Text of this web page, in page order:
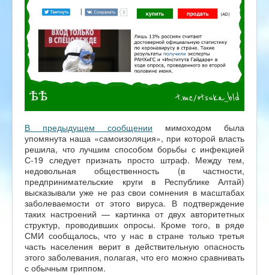
В предыдущем сообщении мимоходом была
упомянута наша «самоизоляция», при которой власть
решила, что лучшим способом борьбы с инфекцией
С-19 следует признать просто штраф. Между тем,
недовольная общественность (в частности,
предпринимательские круги в Республике Алтай)
высказывали уже не раз свои сомнения в масштабах
заболеваемости от этого вируса. В подтверждение
таких настроений — картинка от двух авторитетных
структур, проводивших опросы. Кроме того, в ряде
СМИ сообщалось, что у нас в стране только третья
часть населения верит в действительную опасность
этого заболевания, полагая, что его можно сравнивать
с обычным гриппом.